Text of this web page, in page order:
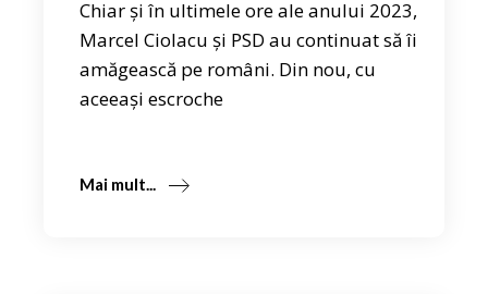
Chiar și în ultimele ore ale anului 2023,
Marcel Ciolacu și PSD au continuat să îi
amăgească pe români. Din nou, cu
aceeași escroche
Mai mult...